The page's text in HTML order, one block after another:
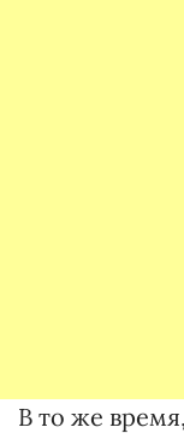
В то же